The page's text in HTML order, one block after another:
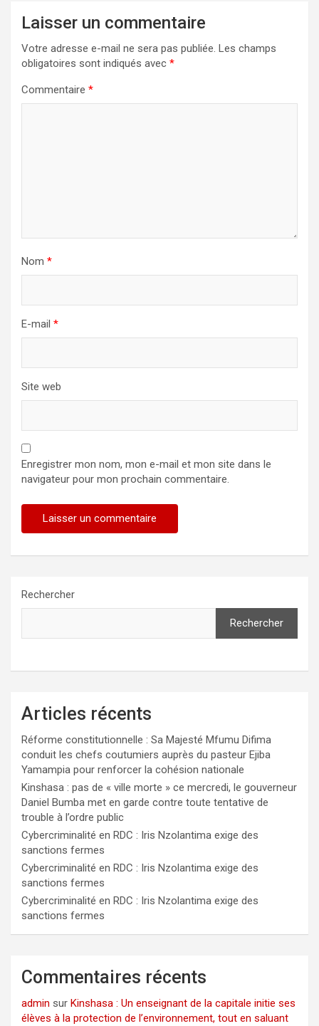
Laisser un commentaire
Votre adresse e-mail ne sera pas publiée. Les champs
obligatoires sont indiqués avec *
Commentaire *
Nom *
E-mail *
Site web
Enregistrer mon nom, mon e-mail et mon site dans le
navigateur pour mon prochain commentaire.
Rechercher
Rechercher
Articles récents
Réforme constitutionnelle : Sa Majesté Mfumu Difima
conduit les chefs coutumiers auprès du pasteur Ejiba
Yamampia pour renforcer la cohésion nationale
Kinshasa : pas de « ville morte » ce mercredi, le gouverneur
Daniel Bumba met en garde contre toute tentative de
trouble à l’ordre public
Cybercriminalité en RDC : Iris Nzolantima exige des
sanctions fermes
Cybercriminalité en RDC : Iris Nzolantima exige des
sanctions fermes
Cybercriminalité en RDC : Iris Nzolantima exige des
sanctions fermes
Commentaires récents
admin sur Kinshasa : Un enseignant de la capitale initie ses
élèves à la protection de l’environnement, tout en saluant